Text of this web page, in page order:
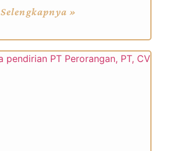
Selengkapnya »